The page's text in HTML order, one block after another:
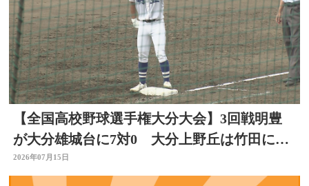
【全国高校野球選手権大分大会】3回戦明豊
が大分雄城台に7対0 大分上野丘は竹田に12
対2 ベスト8へ
2026年07月15日